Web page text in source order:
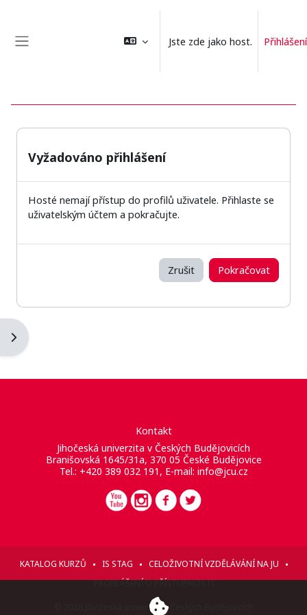
Jste zde jako host. Přihlášení
Otevřít panel bloku
Vyžadováno přihlášení
Hosté nemají přístup do profilů uživatele. Přihlaste se
uživatelským účtem a pokračujte.
Zrušit Pokračovat
Kontakt
Jihočeská univerzita v Českých Budějovicích
Branišovská 1645/31a, 370 05 České Budějovice
Tel.: +420 389 032 191, E-mail: info@jcu.cz
KATALOG KURZŮ IS STAG
CELOŽIVOTNÍ VZDĚLÁVÁNÍ NA JU
PROHLÁŠENÍ O PŘÍSTUPNOSTI
© 2026 Jihočeská univerzita v Českých Budějovicích